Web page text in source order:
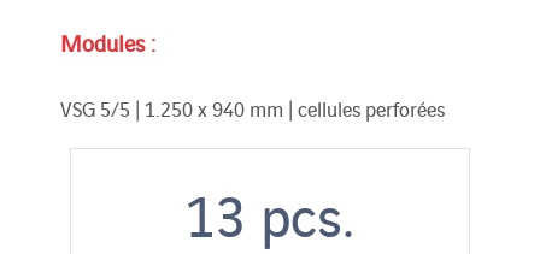
Modules :
VSG 5/5 | 1.250 x 940 mm | cellules perforées
13 pcs.